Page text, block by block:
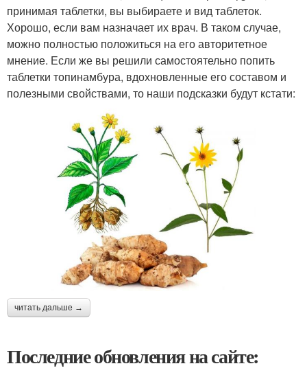
принимая таблетки, вы выбираете и вид таблеток.
Хорошо, если вам назначает их врач. В таком случае,
можно полностью положиться на его авторитетное
мнение. Если же вы решили самостоятельно попить
таблетки топинамбура, вдохновленные его составом и
полезными свойствами, то наши подсказки будут кстати:
читать дальше →
Последние обновления на сайте: